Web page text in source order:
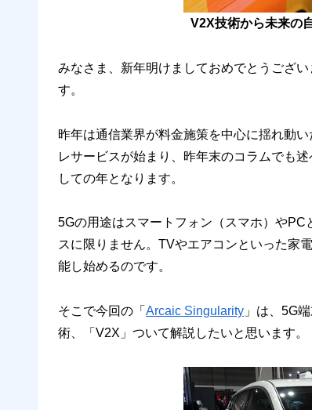
V2X技術から未来の
みなさま、新年明けましておめでとうござ
す。
昨年は通信業界が料金施策を中心に揺れ動
レサービスが始まり、昨年末のコラムでも
しての年となります。
5Gの用途はスマートフォン（スマホ）や
スに限りません。TVやエアコンといった家
能し始めるのです。
そこで今回の「 Arcaic Singularity 」は、5G
術、「V2X」ついて解説したいと思います。